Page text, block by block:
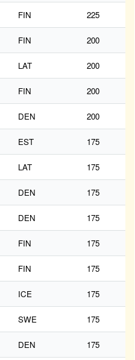
FIN 225
FIN 200
LAT 200
FIN 200
DEN 200
EST 175
LAT 175
DEN 175
DEN 175
FIN 175
FIN 175
ICE 175
SWE 175
DEN 175